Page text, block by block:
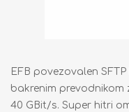
EFB povezovalen
bakrenim
40 GBit/s. Super hitri